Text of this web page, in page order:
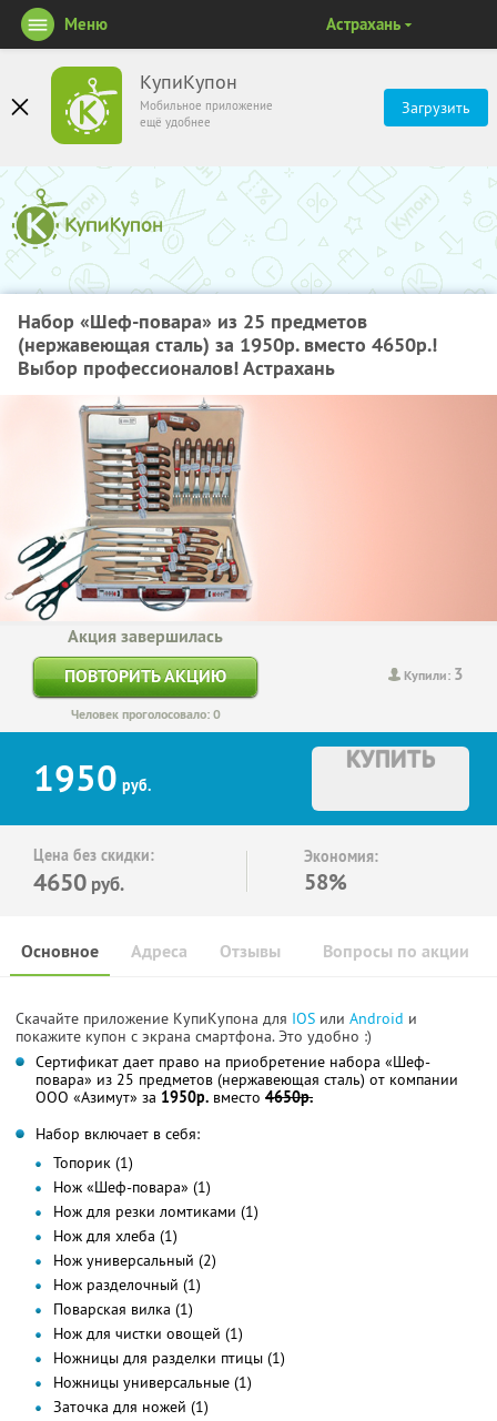
КупиКупон
Мобильное приложение
ещё удобнее
Загрузить
Меню Астрахань
Набор «Шеф-повара» из 25 предметов
(нержавеющая сталь) за 1950р. вместо 4650р.!
Выбор профессионалов! Астрахань
Купили: 3
Акция завершилась
ПОВТОРИТЬ АКЦИЮ
Человек проголосовало: 0
1950 руб.
КУПИТЬ
Цена без скидки:
4650 руб.
Экономия:
58%
Основное Отзывы Вопросы по акции
Адреса
Скачайте приложение КупиКупона для IOS или Android и
покажите купон с экрана смартфона. Это удобно :)
Сертификат дает право на приобретение набора «Шеф-
повара» из 25 предметов (нержавеющая сталь) от компании
ООО «Азимут» за 1950р. вместо 4650р.
Набор включает в себя:
Топорик (1)
Нож «Шеф-повара» (1)
Нож для резки ломтиками (1)
Нож для хлеба (1)
Нож универсальный (2)
Нож разделочный (1)
Поварская вилка (1)
Нож для чистки овощей (1)
Ножницы для разделки птицы (1)
Ножницы универсальные (1)
Заточка для ножей (1)